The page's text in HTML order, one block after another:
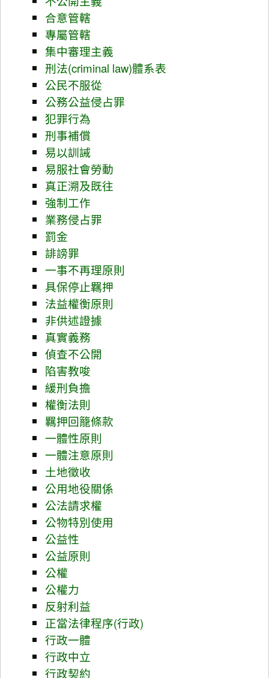
合意管轄
專屬管轄
集中審理主義
刑法(criminal law)體系表
公民不服從
公務公益侵占罪
犯罪行為
刑事補償
易以訓誡
易服社會勞動
真正溯及既往
強制工作
業務侵占罪
罰金
誹謗罪
一事不再理原則
具保停止羈押
法益權衡原則
非供述證據
真實義務
偵查不公開
陷害教唆
緩刑負擔
權衡法則
羈押回籠條款
一體性原則
一體注意原則
土地徵收
公用地役關係
公法請求權
公物特別使用
公益性
公益原則
公權
公權力
反射利益
正當法律程序(行政)
行政一體
行政中立
行政契約